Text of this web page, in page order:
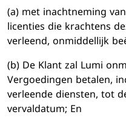
(a) met inachtneming
licenties die krachtens
verleend, onmiddellijk
(b) De Klant zal Lumi
Vergoedingen betalen,
verleende diensten, tot
vervaldatum; En